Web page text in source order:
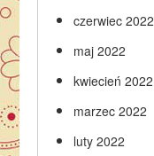
czerwiec 2022
maj 2022
kwiecień 2022
marzec 2022
luty 2022